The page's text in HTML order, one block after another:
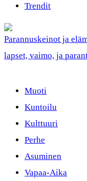
Trendit
Parannuskeinot ja
lapset, vaimo, ja
Muoti
Kuntoilu
Kulttuuri
Perhe
Asuminen
Vapaa-Aika